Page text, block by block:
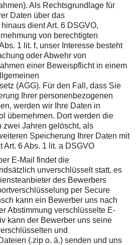
Als Rechtsgrundlage für
Daten über das
dient Art. 6 DSGVO,
von berechtigten
1 lit. f, unser Interesse besteht
oder Abwehr von
einer Beweispflicht in einem
(AGG). Für den Fall, dass Sie
Ihrer personenbezogenen
werden wir Ihre Daten in
übernehmen. Dort werden die
zwei Jahren gelöscht, als
Speicherung Ihrer Daten mit
Art. 6 Abs. 1 lit. a DSGVO
E-Mail findet die
unverschlüsselt statt, es
des Bewerbers
per Secure
kann ein Bewerber uns nach
Abstimmung verschlüsselte E-
kann der Bewerber uns seine
und
(.zip o. ä.) senden und uns